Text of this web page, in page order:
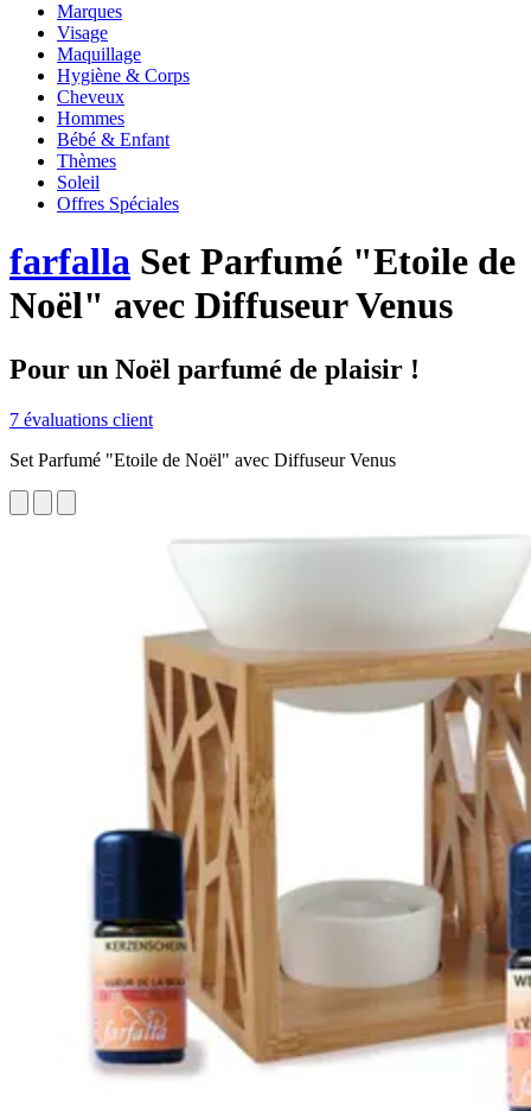
Marques
Visage
Maquillage
Hygiène & Corps
Cheveux
Hommes
Bébé & Enfant
Thèmes
Soleil
Offres Spéciales
farfalla Set Parfumé "Etoile de
Noël" avec Diffuseur Venus
Pour un Noël parfumé de plaisir !
7 évaluations client
Set Parfumé "Etoile de Noël" avec Diffuseur Venus